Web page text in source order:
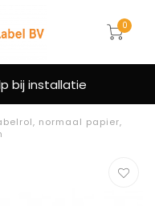
0
bij installatie
normaal papier,